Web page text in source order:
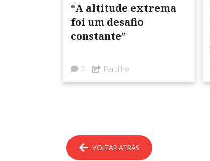
“A altitude extrema
foi um desafio
constante”
0 Partilhe
VOLTAR ATRÁS